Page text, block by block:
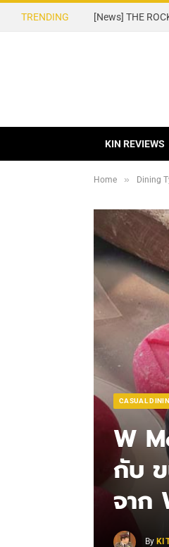
TRENDING
KIN REVIEWS
Home » Dining
CASUAL
W
กับ
จาก
By